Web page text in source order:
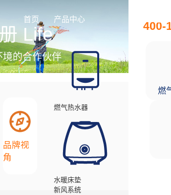
首页 产品中心
燃气热水器
水暖床垫
新风系统
燃
400-
Life
的合作伙伴
品牌视
角